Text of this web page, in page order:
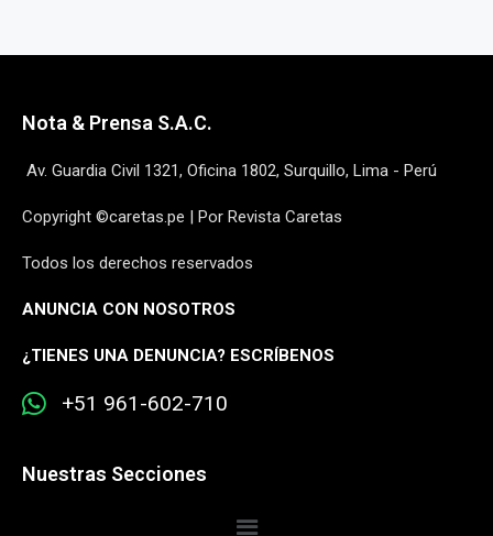
Nota & Prensa S.A.C.
Av. Guardia Civil 1321, Oficina 1802, Surquillo, Lima - Perú
Copyright ©caretas.pe | Por Revista Caretas
Todos los derechos reservados
ANUNCIA CON NOSOTROS
¿TIENES UNA DENUNCIA? ESCRÍBENOS
+51 961-602-710
Nuestras Secciones